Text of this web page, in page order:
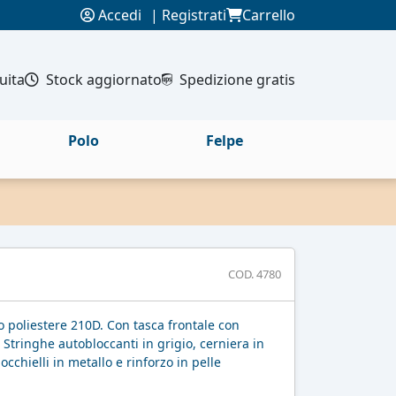
Accedi | Registrati Carrello
Stock aggiornato Spedizione gratis
Polo Felpe
COD. 4780
210D. Con tasca frontale con
autobloccanti in grigio, cerniera in
in metallo e rinforzo in pelle